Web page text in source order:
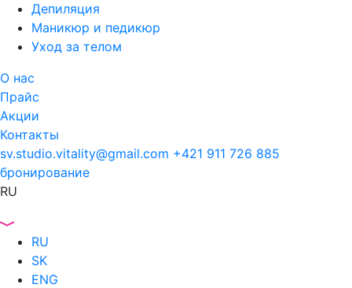
Депиляция
Маникюр и педикюр
Уход за телом
О нас
Прайс
Акции
Контакты
sv.studio.vitality@gmail.com +421 911 726 885
бронирование
RU
RU
SK
ENG